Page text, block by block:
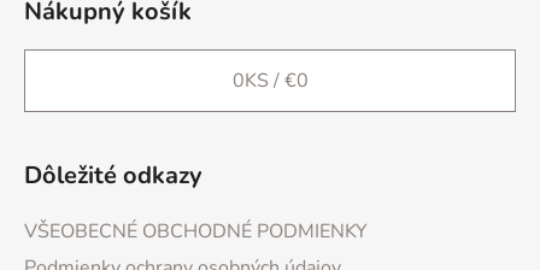
Nákupný košík
0KS /€0
Dôležité odkazy
VŠEOBECNÉ OBCHODNÉ PODMIENKY